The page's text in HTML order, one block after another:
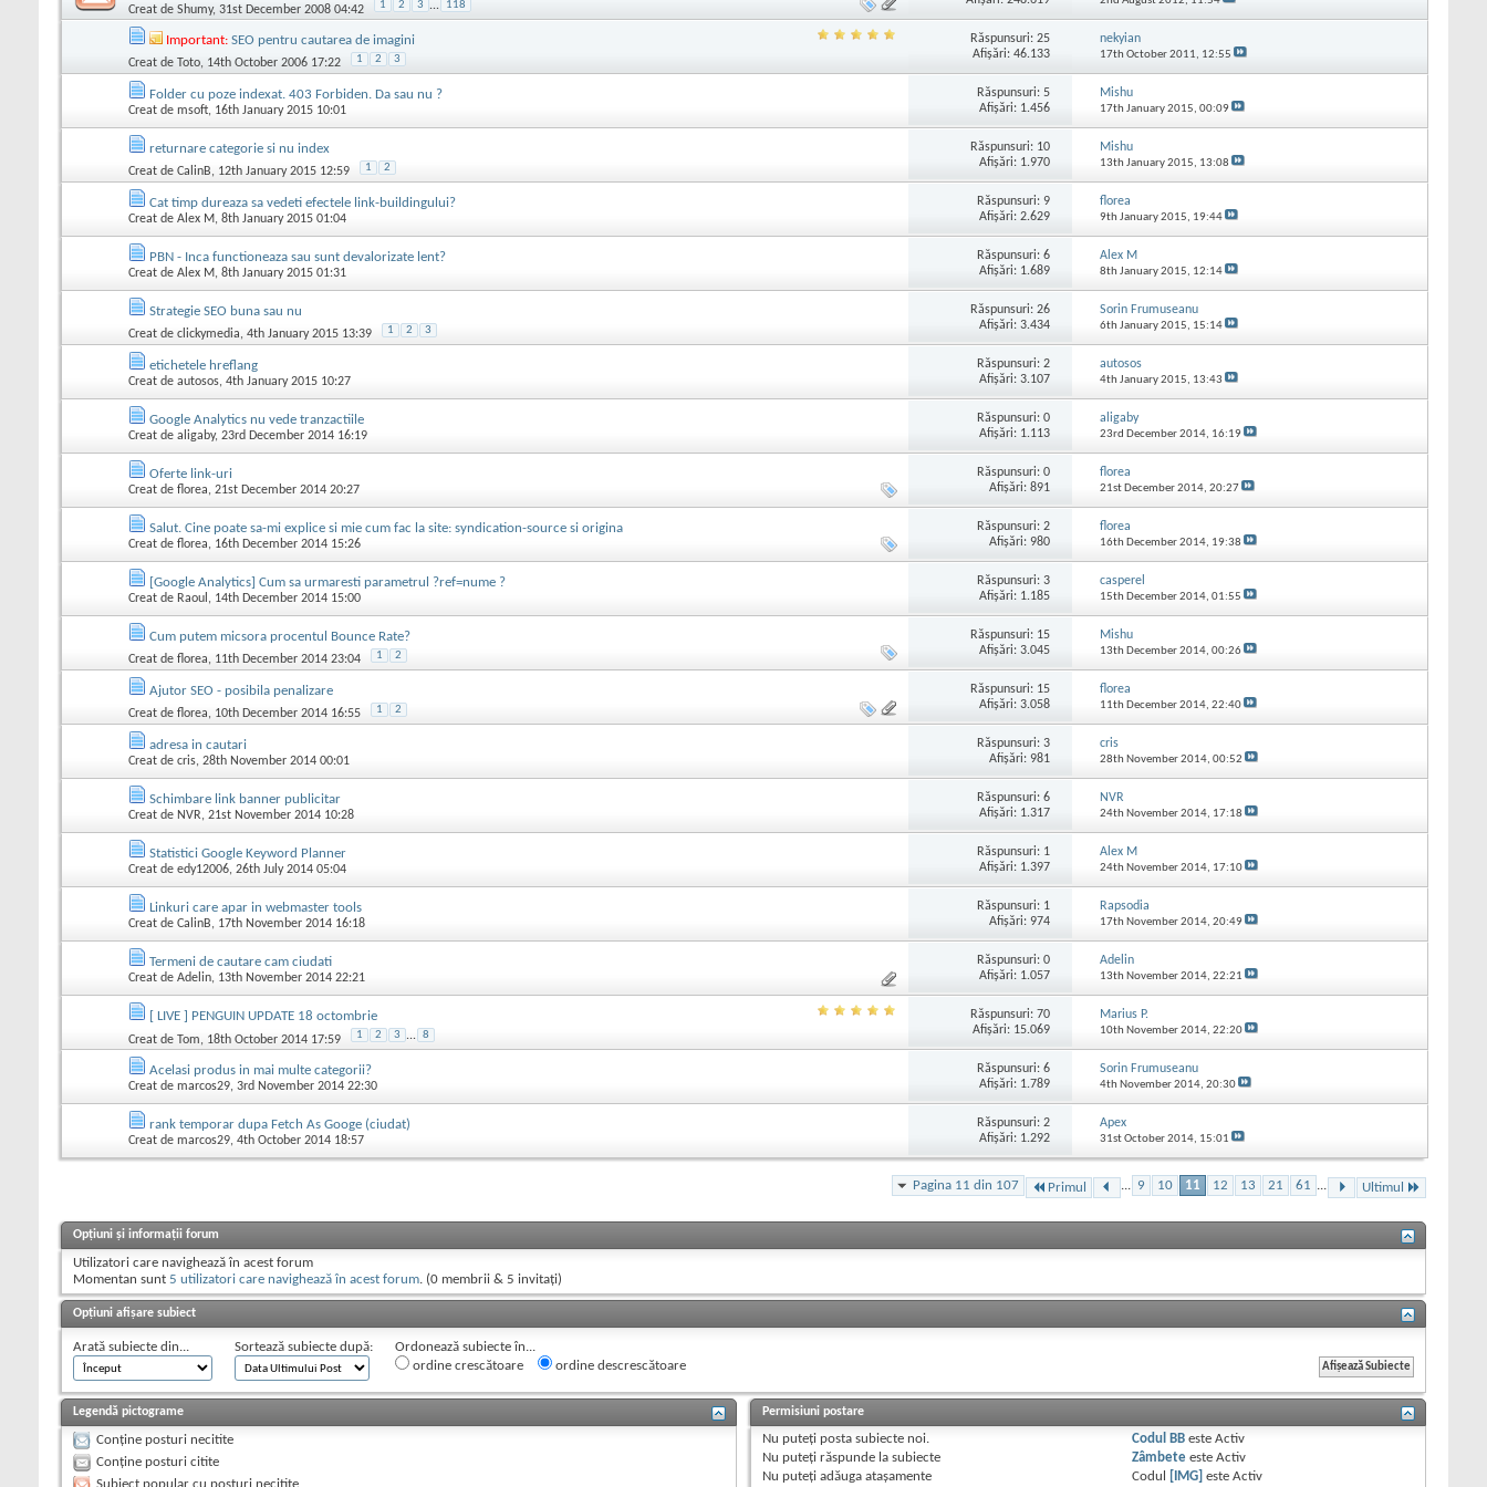
Creat de Shumy, 31st December 2008 04:42 1 2 3 ... 118
Important: SEO pentru cautarea de imagini
Creat de Toto, 14th October 2006 17:22 1 2 3
Răspunsuri:25
Afişări: 46.133
nekyian
17th October 2011, 12:55
Folder cu poze indexat. 403 Forbiden. Da sau nu ?
Creat de msoft, 16th January 2015 10:01
Răspunsuri:5
Afişări: 1.456
Mishu
17th January 2015, 00:09
returnare categorie si nu index
Creat de CalinB, 12th January 2015 12:59 1 2
Răspunsuri: 10
Afişări: 1.970
Mishu
13th January 2015, 13:08
Cat timp dureaza sa vedeti efectele link-buildingului?
Creat de Alex M, 8th January 2015 01:04
Răspunsuri:9
Afişări: 2.629
florea
9th January 2015, 19:44
PBN - Inca functioneaza sau sunt devalorizate lent?
Creat de Alex M, 8th January 2015 01:31
Răspunsuri:6
Afişări: 1.689
Alex M
8th January 2015, 12:14
Strategie SEO buna sau nu
Creat de clickymedia, 4th January 2015 13:39 1 2 3
Răspunsuri:26
Afişări: 3.434
Sorin Frumuseanu
6th January 2015, 15:14
etichetele hreflang
Creat de autosos, 4th January 2015 10:27
Răspunsuri:2
Afişări: 3.107
autosos
4th January 2015, 13:43
Google Analytics nu vede tranzactiile
Creat de aligaby, 23rd December 2014 16:19
Răspunsuri:0
Afişări: 1.113
aligaby
23rd December 2014, 16:19
Oferte link-uri
Creat de florea, 21st December 2014 20:27
Răspunsuri:0
Afişări: 891
florea
21st December 2014, 20:27
Salut. Cine poate sa-mi explice si mie cum fac la site: syndication-source si origina
Creat de florea, 16th December 2014 15:26
Răspunsuri:2
Afişări: 980
florea
16th December 2014, 19:38
[Google Analytics] Cum sa urmaresti parametrul ?ref=nume ?
Creat de Raoul , 14th December 2014 15:00
Răspunsuri:3
Afişări: 1.185
casperel
15th December 2014, 01:55
Cum putem micsora procentul Bounce Rate?
Creat de florea, 11th December 2014 23:04 1 2
Răspunsuri: 15
Afişări: 3.045
Mishu
13th December 2014, 00:26
Ajutor SEO - posibila penalizare
Creat de florea, 10th December 2014 16:55 1 2
Răspunsuri: 15
Afişări: 3.058
florea
11th December 2014, 22:40
adresa in cautari
Creat de cris, 28th November 2014 00:01
Răspunsuri:3
Afişări: 981
cris
28th November 2014, 00:52
Schimbare link banner publicitar
Creat de NVR, 21st November 2014 10:28
Răspunsuri:6
Afişări: 1.317
NVR
24th November 2014, 17:18
Statistici Google Keyword Planner
Creat de edy12006, 26th July 2014 05:04
Răspunsuri: 1
Afişări: 1.397
Alex M
24th November 2014, 17:10
Linkuri care apar in webmaster tools
Creat de CalinB, 17th November 2014 16:18
Răspunsuri: 1
Afişări: 974
Rapsodia
17th November 2014, 20:49
Termeni de cautare cam ciudati
Creat de Adelin, 13th November 2014 22:21
Răspunsuri:0
Afişări: 1.057
Adelin
13th November 2014, 22:21
[ LIVE ] PENGUIN UPDATE 18 octombrie
Creat de Tom, 18th October 2014 17:59 1 2 3 ... 8
Răspunsuri:70
Afişări: 15.069
Marius P.
10th November 2014, 22:20
Acelasi produs in mai multe categorii?
Creat de marcos29, 3rd November 2014 22:30
Răspunsuri:6
Afişări: 1.789
Sorin Frumuseanu
4th November 2014, 20:30
rank temporar dupa Fetch As Googe (ciudat)
Creat de marcos29, 4th October 2014 18:57
Răspunsuri:2
Afişări: 1.292
Apex
31st October 2014, 15:01
Pagina 11 din 107 Primul ... 9 10 11 12 13 21 61 ... Ultimul
Opțiuni și informații forum
Utilizatori care navighează în acest forum
Momentan sunt 5 utilizatori care navighează în acest forum. (0 membrii & 5 invitaţi)
Opțiuni afișare subiect
Arată subiecte din... Sortează subiecte după:
Ordonează subiecte în...
ordine crescătoare
ordine descrescătoare
Legendă pictograme
Conține posturi necitite
Conține posturi citite
Subiect popular cu posturi necitite
Permisiuni postare
Nu puteţi posta subiecte noi.
Nu puteţi răspunde la subiecte
Nu puteţi adăuga ataşamente
Codul BB esteActiv
Zâmbete esteActiv
Codul
[IMG] esteActiv